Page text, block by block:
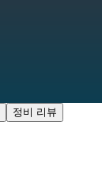
정비 리뷰